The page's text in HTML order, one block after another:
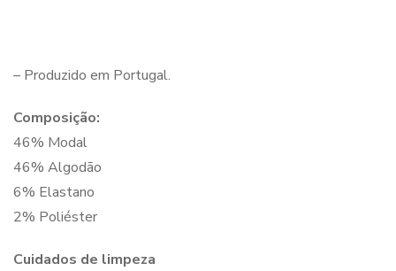
– Produzido em Portugal.
Composição:
46% Modal
46% Algodão
6% Elastano
2% Poliéster
Cuidados de limpeza